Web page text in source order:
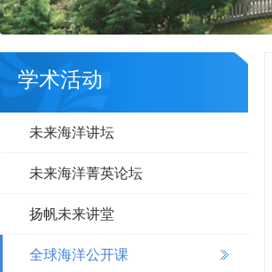
学术活动
未来海洋讲坛
未来海洋菁英论坛
扬帆未来讲堂
全球海洋公开课